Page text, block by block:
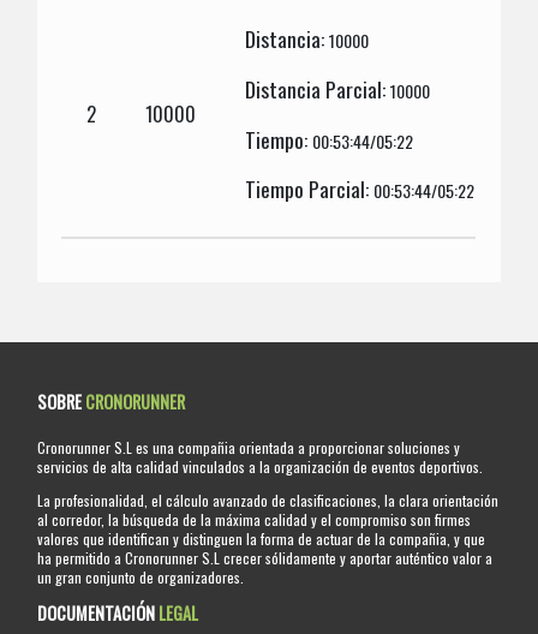
2 10000
Distancia:10000
Distancia Parcial:10000
Tiempo: 00:53:44/05:22
Tiempo Parcial: 00:53:44/05:22
SOBRECRONORUNNER
Cronorunner S.L es una compañia orientada a proporcionar soluciones y
servicios de alta calidad vinculados a la organización de eventos deportivos.
La profesionalidad, el cálculo avanzado de clasificaciones, la clara orientación
al corredor, la búsqueda de la máxima calidad y el compromiso son firmes
valores que identifican y distinguen la forma de actuar de la compañia, y que
ha permitido a Cronorunner S.L crecer sólidamente y aportar auténtico valor a
un gran conjunto de organizadores.
DOCUMENTACIÓNLEGAL